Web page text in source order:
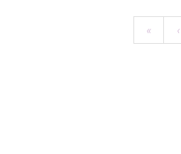
« ‹